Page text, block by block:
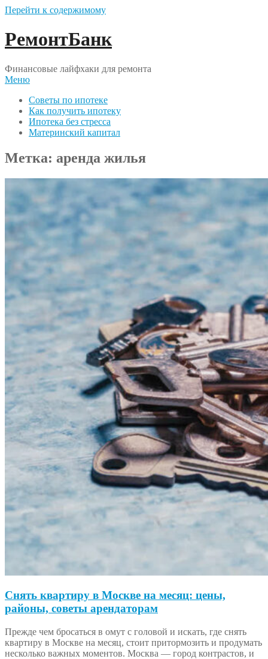
Перейти к содержимому
РемонтБанк
Финансовые лайфхаки для ремонта
Меню
Советы по ипотеке
Как получить ипотеку
Ипотека без стресса
Материнский капитал
Метка: аренда жилья
Снять квартиру в Москве на месяц: цены,
районы, советы арендаторам
Прежде чем бросаться в омут с головой и искать, где снять
квартиру в Москве на месяц, стоит притормозить и продумать
несколько важных моментов. Москва — город контрастов, и